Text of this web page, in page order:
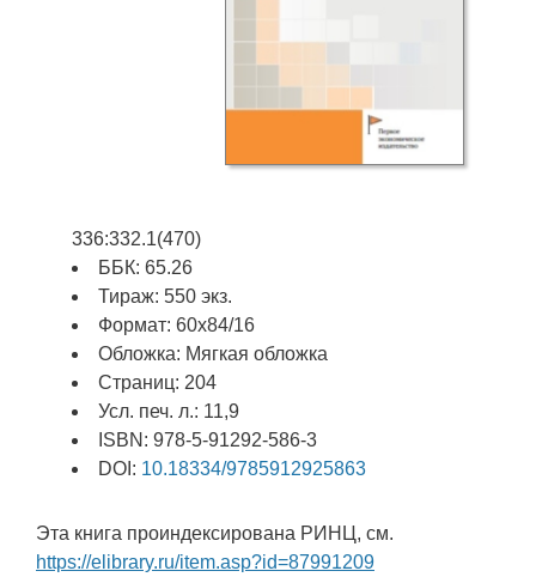
336:332.1(470)
ББК: 65.26
Тираж: 550 экз.
Формат: 60х84/16
Обложка: Мягкая обложка
Страниц: 204
Усл. печ. л.: 11,9
ISBN: 978-5-91292-586-3
DOI: 10.18334/9785912925863
Эта книга проиндексирована РИНЦ, см.
https://elibrary.ru/item.asp?id=87991209